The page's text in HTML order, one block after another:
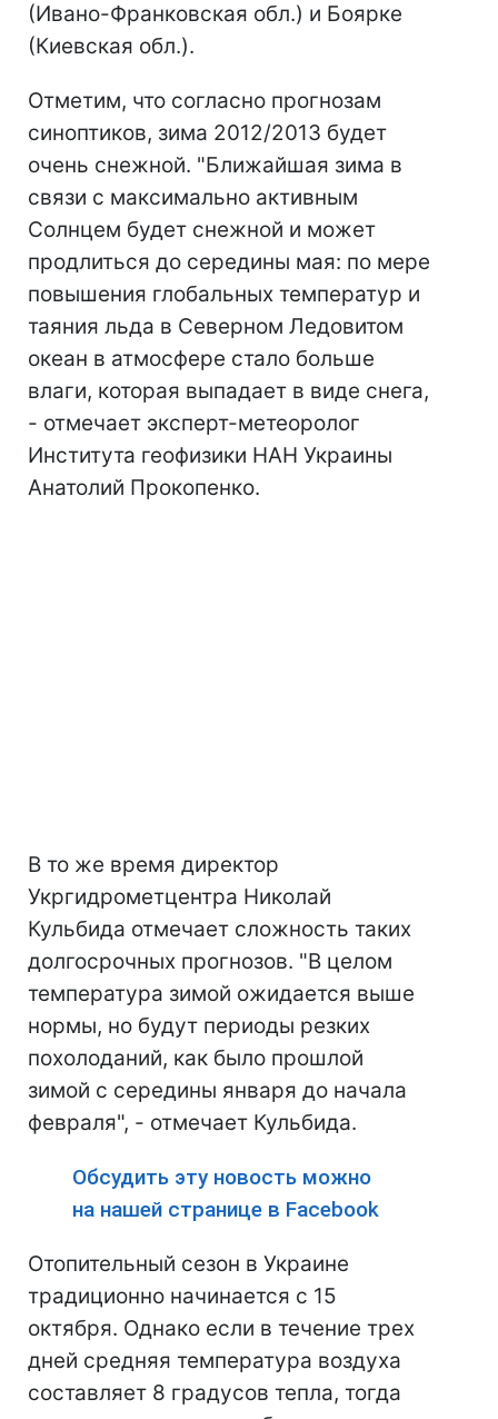
(Ивано-Франковская обл.) и Боярке
(Киевская обл.).
Отметим, что согласно прогнозам
синоптиков, зима 2012/2013 будет
очень снежной. "Ближайшая зима в
связи с максимально активным
Солнцем будет снежной и может
продлиться до середины мая: по мере
повышения глобальных температур и
таяния льда в Северном Ледовитом
океан в атмосфере стало больше
влаги, которая выпадает в виде снега,
- отмечает эксперт-метеоролог
Института геофизики НАН Украины
Анатолий Прокопенко.
В то же время директор
Укргидрометцентра Николай
Кульбида отмечает сложность таких
долгосрочных прогнозов. "В целом
температура зимой ожидается выше
нормы, но будут периоды резких
похолоданий, как было прошлой
зимой с середины января до начала
февраля", - отмечает Кульбида.
Обсудить эту новость можно
на нашей странице в Facebook
Отопительный сезон в Украине
традиционно начинается с 15
октября. Однако если в течение трех
дней средняя температура воздуха
составляет 8 градусов тепла, тогда